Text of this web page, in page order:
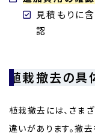
見積もりに
認
植栽撤去の
植栽撤去には、さま
違いがあります。撤